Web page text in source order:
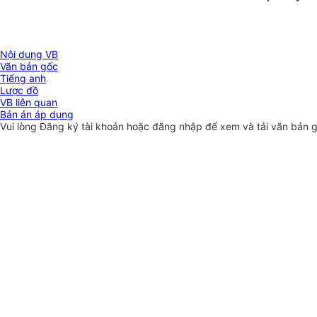
Nội dung VB
Văn bản gốc
Tiếng anh
Lược đồ
VB liên quan
Bản án áp dụng
Vui lòngĐăng ký tài khoản hoặc đăng nhập để xem và tải văn bản